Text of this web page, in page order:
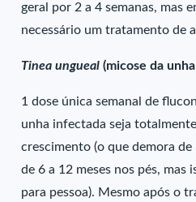
geral por 2 a 4 semanas, mas
necessário um tratamento de
Tinea ungueal (micose da
1 dose única semanal de
unha infectada seja
crescimento (o que demora de
de 6 a 12 meses nos pés, mas
para pessoa). Mesmo após o